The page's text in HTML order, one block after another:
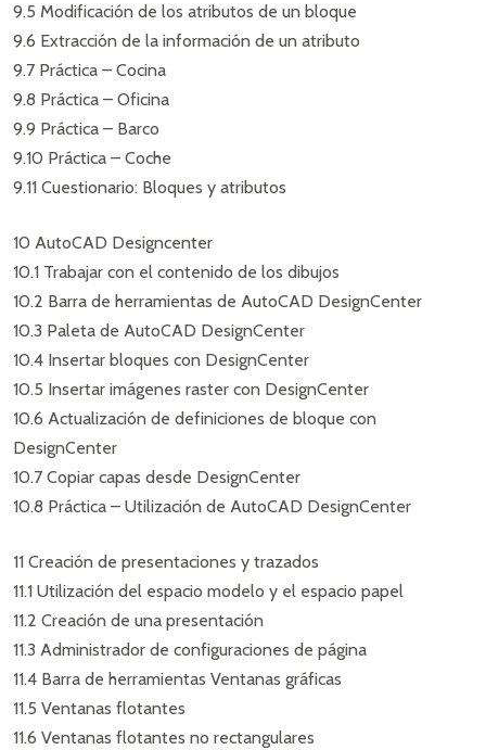
9.5 Modificación de los atributos de un bloque
9.6 Extracción de la información de un atributo
9.7 Práctica – Cocina
9.8 Práctica – Oficina
9.9 Práctica – Barco
9.10 Práctica – Coche
9.11 Cuestionario: Bloques y atributos
10 AutoCAD Designcenter
10.1 Trabajar con el contenido de los dibujos
10.2 Barra de herramientas de AutoCAD DesignCenter
10.3 Paleta de AutoCAD DesignCenter
10.4 Insertar bloques con DesignCenter
10.5 Insertar imágenes raster con DesignCenter
10.6 Actualización de definiciones de bloque con
DesignCenter
10.7 Copiar capas desde DesignCenter
10.8 Práctica – Utilización de AutoCAD DesignCenter
11 Creación de presentaciones y trazados
11.1 Utilización del espacio modelo y el espacio papel
11.2 Creación de una presentación
11.3 Administrador de configuraciones de página
11.4 Barra de herramientas Ventanas gráficas
11.5 Ventanas flotantes
11.6 Ventanas flotantes no rectangulares